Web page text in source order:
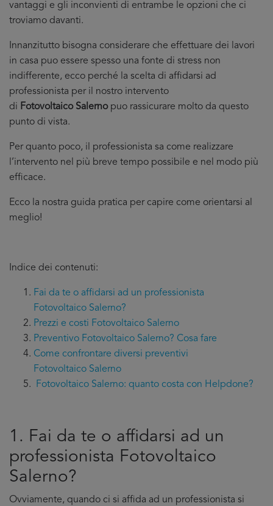
vantaggi e gli inconvienti di entrambe le opzioni che ci
troviamo davanti.
Innanzitutto bisogna considerare che effettuare dei lavori
in casa puo essere spesso una fonte di stress non
indifferente, ecco perché la scelta di affidarsi ad
professionista per il nostro intervento
di Fotovoltaico Salerno puo rassicurare molto da questo
punto di vista.
Per quanto poco, il professionista sa come realizzare
l’intervento nel più breve tempo possibile e nel modo più
efficace.
Ecco la nostra guida pratica per capire come orientarsi al
meglio!
Indice dei contenuti:
Fai da te o affidarsi ad un professionista
Fotovoltaico Salerno?
Prezzi e costi Fotovoltaico Salerno
Preventivo Fotovoltaico Salerno? Cosa fare
Come confrontare diversi preventivi
Fotovoltaico Salerno
Fotovoltaico Salerno: quanto costa con Helpdone?
1. Fai da te o affidarsi ad un
professionista Fotovoltaico
Salerno?
Ovviamente, quando ci si affida ad un professionista si